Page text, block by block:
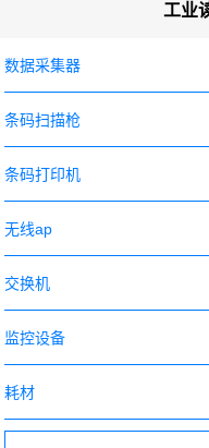
工业
数据采集器
条码扫描枪
条码打印机
无线ap
交换机
监控设备
耗材